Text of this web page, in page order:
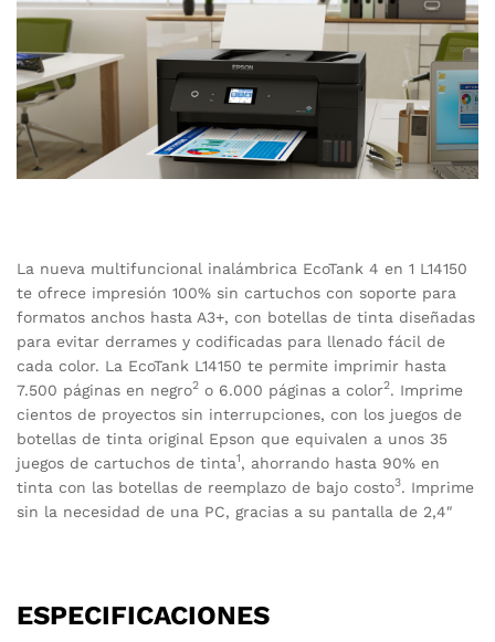
La nueva multifuncional inalámbrica EcoTank 4 en 1 L14150
te ofrece impresión 100% sin cartuchos con soporte para
formatos anchos hasta A3+, con botellas de tinta diseñadas
para evitar derrames y codificadas para llenado fácil de
cada color. La EcoTank L14150 te permite imprimir hasta
7.500 páginas en negro2 o 6.000 páginas a color2. Imprime
cientos de proyectos sin interrupciones, con los juegos de
botellas de tinta original Epson que equivalen a unos 35
juegos de cartuchos de tinta1, ahorrando hasta 90% en
tinta con las botellas de reemplazo de bajo costo3. Imprime
sin la necesidad de una PC, gracias a su pantalla de 2,4″
ESPECIFICACIONES